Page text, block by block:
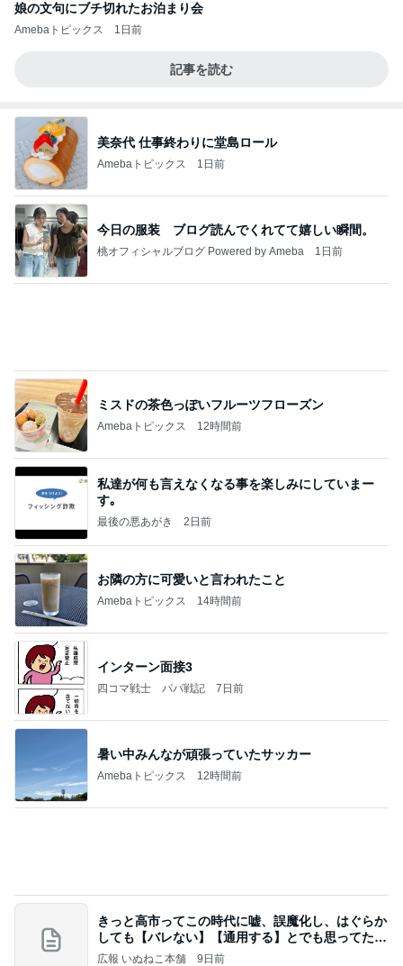
娘の文句にブチ切れたお泊まり会
Amebaトピックス 1日前
記事を読む
美奈代 仕事終わりに堂島ロール
Amebaトピックス 1日前
今日の服装 ブログ読んでくれてて嬉しい瞬間。
桃オフィシャルブログ Powered by Ameba 1日前
ミスドの茶色っぽいフルーツフローズン
Amebaトピックス 12時間前
私達が何も言えなくなる事を楽しみにしていまー
す｡
最後の悪あがき 2日前
お隣の方に可愛いと言われたこと
Amebaトピックス 14時間前
インターン面接3
四コマ戦士 パパ戦記 7日前
暑い中みんなが頑張っていたサッカー
Amebaトピックス 12時間前
きっと高市ってこの時代に嘘、誤魔化し、はぐらか
しても【バレない】【通用する】とでも思ってたん
だろ
広報 いぬねこ本舗 9日前